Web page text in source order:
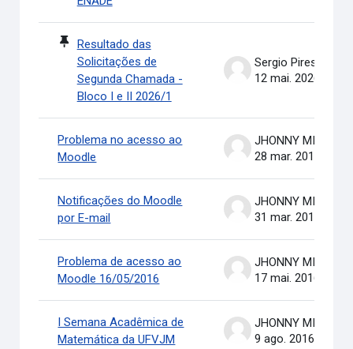
Resultado das
Solicitações de
Segunda Chamada -
Bloco I e II 2026/1
12 mai. 2026
Problema no acesso ao
Moodle
28 mar. 2016
Notificações do Moodle
por E-mail
31 mar. 2016
Problema de acesso ao
Moodle 16/05/2016
17 mai. 2016
I Semana Acadêmica de
Matemática da UFVJM
9 ago. 2016